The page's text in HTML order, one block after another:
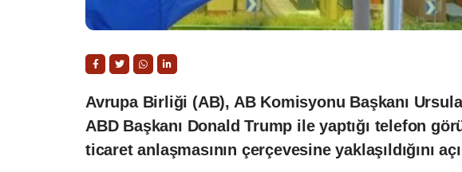
Avrupa Birliği (AB), AB Komisyonu Başkanı
ABD Başkanı Donald Trump ile yaptığı telefon
ticaret anlaşmasının çerçevesine yaklaşıldığını